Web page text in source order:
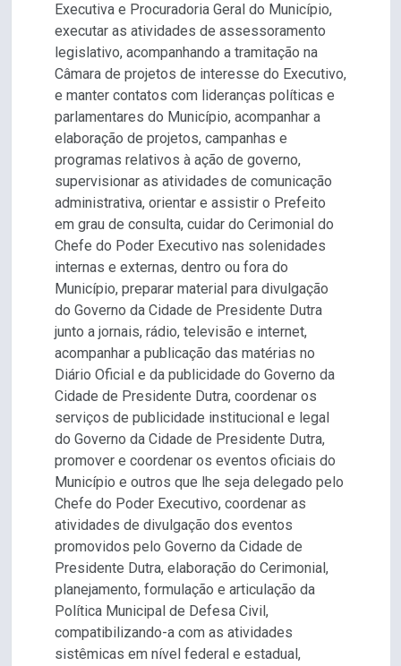
Executiva e Procuradoria Geral do Município,
executar as atividades de assessoramento
legislativo, acompanhando a tramitação na
Câmara de projetos de interesse do Executivo,
e manter contatos com lideranças políticas e
parlamentares do Município, acompanhar a
elaboração de projetos, campanhas e
programas relativos à ação de governo,
supervisionar as atividades de comunicação
administrativa, orientar e assistir o Prefeito
em grau de consulta, cuidar do Cerimonial do
Chefe do Poder Executivo nas solenidades
internas e externas, dentro ou fora do
Município, preparar material para divulgação
do Governo da Cidade de Presidente Dutra
junto a jornais, rádio, televisão e internet,
acompanhar a publicação das matérias no
Diário Oficial e da publicidade do Governo da
Cidade de Presidente Dutra, coordenar os
serviços de publicidade institucional e legal
do Governo da Cidade de Presidente Dutra,
promover e coordenar os eventos oficiais do
Município e outros que lhe seja delegado pelo
Chefe do Poder Executivo, coordenar as
atividades de divulgação dos eventos
promovidos pelo Governo da Cidade de
Presidente Dutra, elaboração do Cerimonial,
planejamento, formulação e articulação da
Política Municipal de Defesa Civil,
compatibilizando-a com as atividades
sistêmicas em nível federal e estadual,